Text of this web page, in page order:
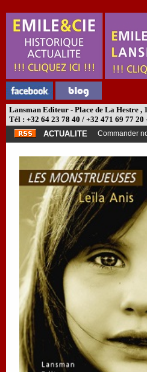
Lansman Editeur - Place de La Hestre ,
Tél : +32 64 23 78 40 / +32 471 69 77
ACTUALITE
Commander